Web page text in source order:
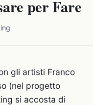
per Fare
gli artisti Franco
(nel progetto
si accosta di